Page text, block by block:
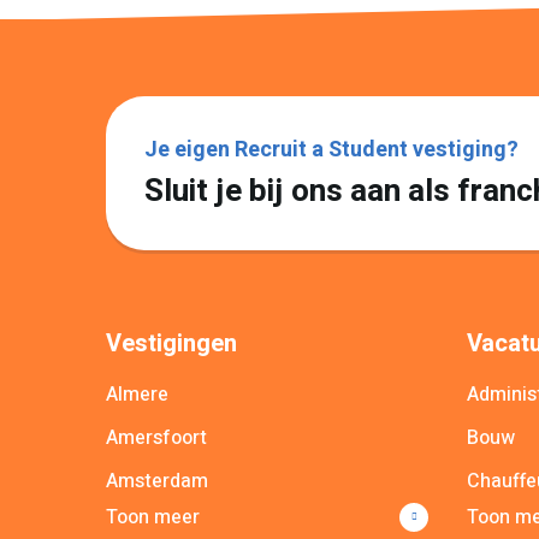
Je eigen Recruit a Student vestiging?
Sluit je bij ons aan als
Vestigingen
Almere
Amersfoort
Amsterdam
Apeldoorn
Toon meer
Bouw
Toon